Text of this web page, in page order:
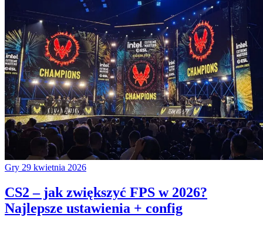
Gry 29 kwietnia 2026
CS2 – jak zwiększyć FPS w 2026?
Najlepsze ustawienia + config